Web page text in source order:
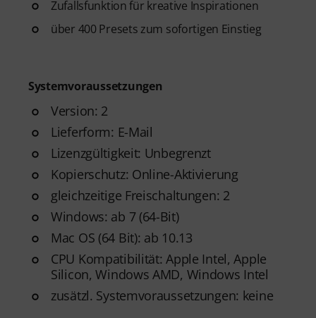
Zufallsfunktion für kreative Inspirationen
über 400 Presets zum sofortigen Einstieg
Systemvoraussetzungen
Version: 2
Lieferform: E-Mail
Lizenzgültigkeit: Unbegrenzt
Kopierschutz: Online-Aktivierung
gleichzeitige Freischaltungen: 2
Windows: ab 7 (64-Bit)
Mac OS (64 Bit): ab 10.13
CPU Kompatibilität: Apple Intel, Apple
Silicon, Windows AMD, Windows Intel
zusätzl. Systemvoraussetzungen: keine